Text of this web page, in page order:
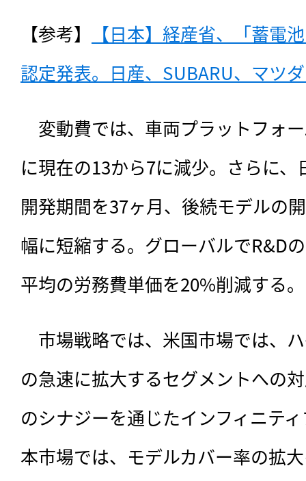
【参考】
【日本】経産省、「蓄電
認定発表。日産、SUBARU、マツ
変動費では、車両プラットフォ
に現在の13から7に減少。さらに
開発期間を37ヶ月、後続モデルの
幅に短縮する。グローバルでR&D
平均の労務費単価を20%削減する。
市場戦略では、米国市場では、
の急速に拡大するセグメントへの
のシナジーを通じたインフィニテ
本市場では、モデルカバー率の拡